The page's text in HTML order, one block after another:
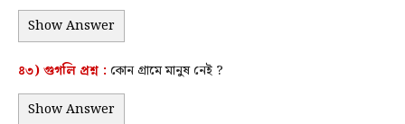
Show Answer
৪৩) গুগলি প্রশ্ন : কোন গ্রামে মানুষ নেই ?
Show Answer